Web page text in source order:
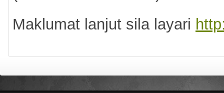
Maklumat lanjut sila layari